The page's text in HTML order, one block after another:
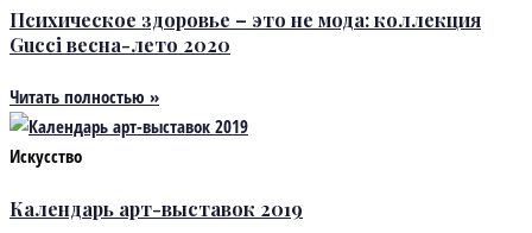
Психическое здоровье – это не мода: коллекция
Gucci весна-лето 2020
Читать полностью »
Искусство
Календарь арт-выставок 2019